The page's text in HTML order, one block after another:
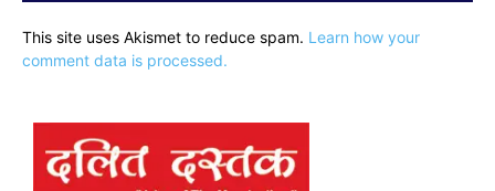
This site uses Akismet to reduce spam. Learn how your
comment data is processed.